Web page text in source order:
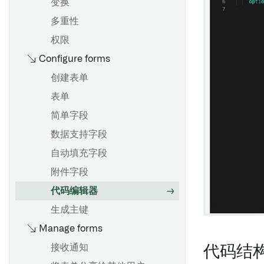
概述
添加面板
筛选数据
合并数据集
验证结果
面板描述
地图面板
概述
起始
以数据集保存
更改输入数据集版本
使用图形模式
配置设置
保存和分享分析
概述
创建和配置图表
参数化分析
批量变换数据与变换表
使用公式
卡片索引
变换表变换索引
公式语法
Vega 图
输入和输出
控制台
全局代码
复制节点
移动到生产环境
概述
可视化数据
展示可视化
访问非结构化文件
Spark
变换常见问题解答
概述
锁定微件数据
版本历史
文档大纲
以PDF格式导出
自定义函数
Notepad模板
创建模板
添加模板输入
将输入连接到微件
发布模板
显示链接到 Objects 的文档
嵌入文档
从其他Foundry应用程序添加
内容
重新排序微件
更改宽度和高度
显示和隐藏内容
自动更新数据
复制报告
概述
添加参数
更改参数
显示建议值
合并多个参数
使用参数作为微件标题前缀
创建和使用表格区域
创建模板
格式化单元格
下拉菜单、已锁定单元格和链
接
数据更新和编辑历史
演示视图
概述
验证结果
布尔逻辑
执行操作
可视化时间序列
函数库
变换
多重性
权限
Configure forms
创建表单
表单
简单字段
数据支持字段
自动填充字段
附件字段
代码编辑器
生成主键
Manage forms
接收通知
代码结